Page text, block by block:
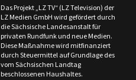
Das Projekt „LZ TV“ (LZ Television) der
LZ Medien GmbH wird gefördert durch
die Sächsische Landesanstalt für
privaten Rundfunk und neue Medien.
Diese Maßnahme wird mitfinanziert
durch Steuermittel auf Grundlage des
vom Sächsischen Landtag
beschlossenen Haushaltes.